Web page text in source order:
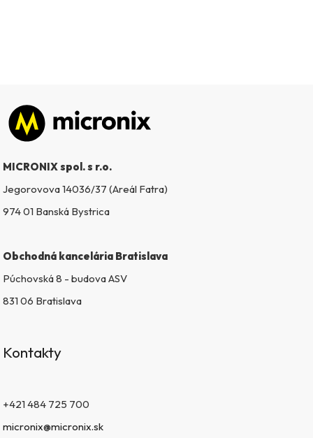
Zápätie
MICRONIX spol. s r.o.
Jegorovova 14036/37 (Areál Fatra)
974 01 Banská Bystrica
Obchodná kancelária Bratislava
Púchovská 8 - budova ASV
831 06 Bratislava
Kontakty
+421 484 725 700
micronix@micronix.sk